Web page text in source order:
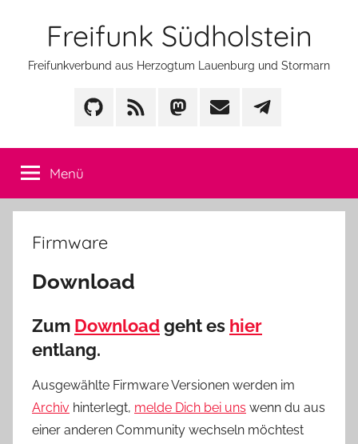
Freifunk Südholstein
Freifunkverbund aus Herzogtum Lauenburg und Stormarn
GitHub Feed Mastodon
Mail Telegram
Menü
Firmware
Download
Zum Downloadgeht es hier
entlang.
Ausgewählte Firmware Versionen werden im
Archiv hinterlegt, melde Dich bei uns wenn du aus
einer anderen Community wechseln möchtest